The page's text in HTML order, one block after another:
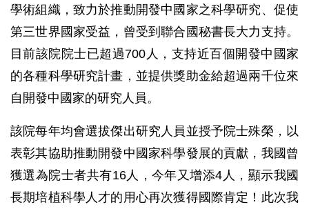
學術組織，致力於推動開發中國家之科學研究、促使
第三世界國家受益，曾受到聯合國秘書長大力支持。
目前該院院士已超過700人，支持近百個開發中國家
的各種科學研究計畫，並提供獎助金給超過兩千位來
自開發中國家的研究人員。
該院每年均會選拔傑出研究人員並授予院士殊榮，以
表彰其協助推動開發中國家科學發展的貢獻，我國曾
獲選為院士者共有16人，今年又增添4人，顯示我國
長期培植科學人才的用心再次獲得國際肯定！此次我